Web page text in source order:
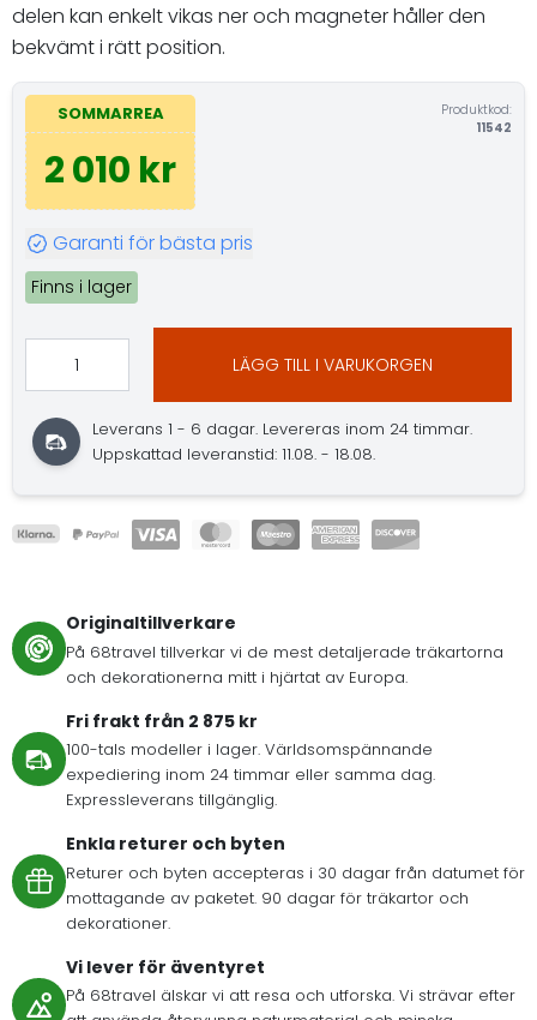
delen kan enkelt vikas ner och magneter håller den
bekvämt i rätt position.
SOMMARREA
2 010 kr
Produktkod:
11542
Garanti för bästa pris
Finns i lager
LÄGG TILL I VARUKORGEN
Leverans 1 - 6 dagar. Levereras inom 24 timmar.
Uppskattad leveranstid: 11.08. - 18.08.
Originaltillverkare
På 68travel tillverkar vi de mest detaljerade träkartorna
och dekorationerna mitt i hjärtat av Europa.
Fri frakt från 2 875 kr
100-tals modeller i lager. Världsomspännande
expediering inom 24 timmar eller samma dag.
Expressleverans tillgänglig.
Enkla returer och byten
Returer och byten accepteras i 30 dagar från datumet för
mottagande av paketet. 90 dagar för träkartor och
dekorationer.
Vi lever för äventyret
På 68travel älskar vi att resa och utforska. Vi strävar efter